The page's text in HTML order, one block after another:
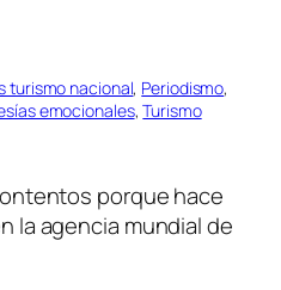
turismo nacional, Periodismo
emocionales, Turismo
porque hace
la agencia mundial de